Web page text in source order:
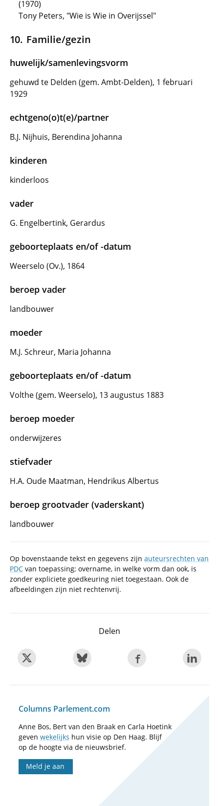
(1970)
Tony Peters, "Wie is Wie in Overijssel"
Familie/gezin
huwelijk/samenlevingsvorm
gehuwd te Delden (gem. Ambt-Delden), 1 februari
1929
echtgeno(o)t(e)/partner
B.J. Nijhuis, Berendina Johanna
kinderen
kinderloos
vader
G. Engelbertink, Gerardus
geboorteplaats en/of -datum
Weerselo (Ov.), 1864
beroep vader
landbouwer
moeder
M.J. Schreur, Maria Johanna
geboorteplaats en/of -datum
Volthe (gem. Weerselo), 13 augustus 1883
beroep moeder
onderwijzeres
stiefvader
H.A. Oude Maatman, Hendrikus Albertus
beroep grootvader (vaderskant)
landbouwer
Op bovenstaande tekst en gegevens zijn auteursrechten van
PDC van toepassing; overname, in welke vorm dan ook, is
zonder expliciete goedkeuring niet toegestaan. Ook de
afbeeldingen zijn niet rechtenvrij.
Delen
Columns Parlement.com
Anne Bos, Bert van den Braak en Carla Hoetink
geven wekelijks hun visie op Den Haag. Blijf
op de hoogte via de nieuwsbrief.
Meld je aan